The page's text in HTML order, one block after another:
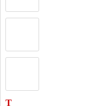
T